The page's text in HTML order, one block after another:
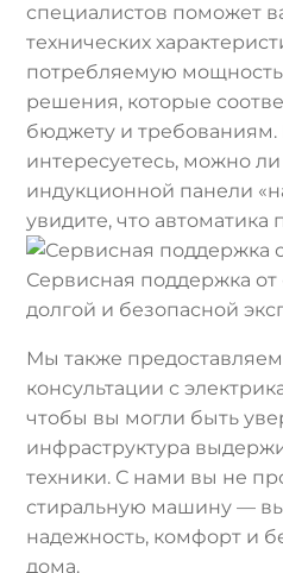
специалистов поможет
технических
потребляемую
решения, которые
бюджету и требованиям.
интересуетесь, можно ли
индукционной панели
увидите, что автоматика
Сервисная поддержка от
долгой и безопасной
Мы также
консультации с
чтобы вы могли быть
инфраструктура
техники. С нами вы не
стиральную машину —
надежность, комфорт и
дома.